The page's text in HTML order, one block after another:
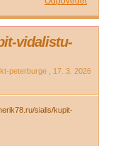
vidalistu-
peterburge
17. 3. 2026
sialis/kupit-